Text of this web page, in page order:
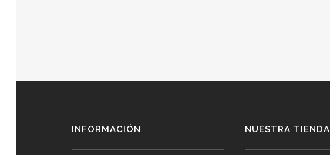
INFORMACIÓN NUESTRA TIENDA